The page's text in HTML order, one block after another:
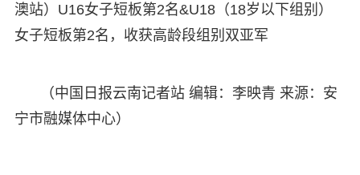
澳站）U16女子短板第2名&U18（18岁以下组别）
女子短板第2名，收获高龄段组别双亚军
（中国日报云南记者站 编辑：李映青 来源：安
宁市融媒体中心）